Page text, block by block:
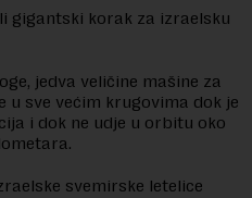
gigantski korak za izraelsku
jedva veličine mašine za
u sve većim krugovima dok je
i dok ne udje u orbitu oko
svemirske letelice